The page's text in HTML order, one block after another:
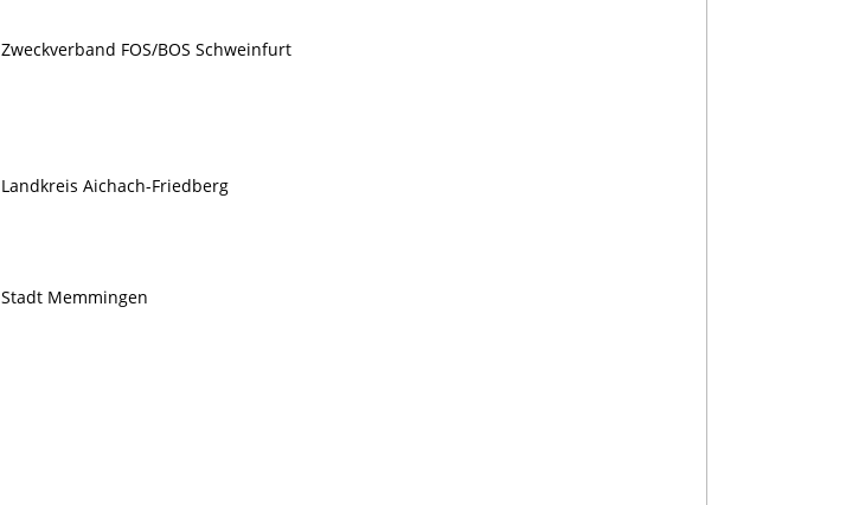
Zweckverband FOS/BOS Schweinfurt
Landkreis Aichach-Friedberg
Stadt Memmingen